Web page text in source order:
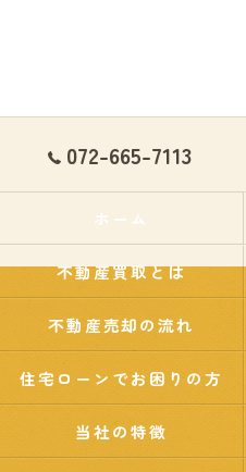
072-665-7113
ホーム
不動産買取とは
不動産売却の流れ
住宅ローンでお困りの方
当社の特徴